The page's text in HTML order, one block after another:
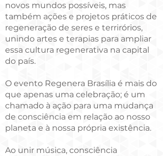
novos mundos possíveis, mas
também ações e projetos práticos de
regeneração de seres e terrirórios,
unindo artes e terapias para ampliar
essa cultura regenerativa na capital
do país.
O evento Regenera Brasília é mais do
que apenas uma celebração; é um
chamado à ação para uma mudança
de consciência em relação ao nosso
planeta e à nossa própria existência.
Ao unir música, consciência